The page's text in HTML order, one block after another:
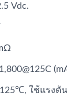
Vdc.
ใช้แรงดั